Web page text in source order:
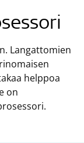
Langattomien
helppoa
on